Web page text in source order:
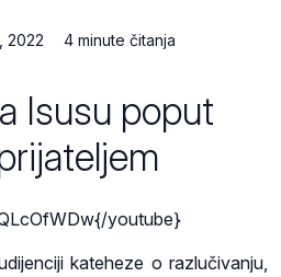
2022 4 minute čitanja
Isusu poput
youtube}
kateheze o razlučivanju,